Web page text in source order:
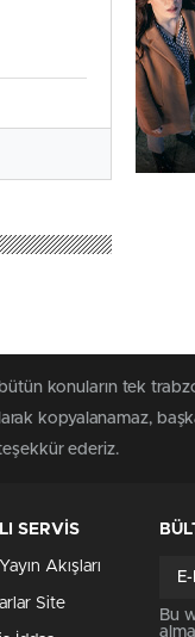
konuların tek
kopyalanamaz,
ederiz.
SERVİS
Akışları
Site
Bu